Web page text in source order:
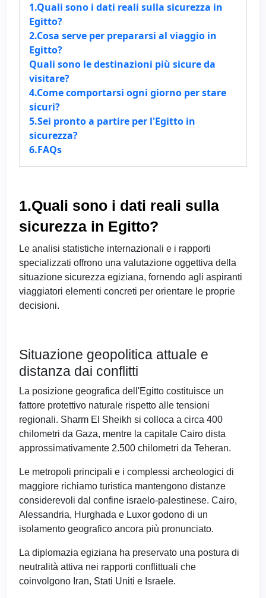
1.Quali sono i dati reali sulla sicurezza in
Egitto?
2.Cosa serve per prepararsi al viaggio in
Egitto?
Quali sono le destinazioni più sicure da
visitare?
4.Come comportarsi ogni giorno per stare
sicuri?
5.Sei pronto a partire per l'Egitto in
sicurezza?
6.FAQs
1.Quali sono i dati reali sulla
sicurezza in Egitto?
Le analisi statistiche internazionali e i rapporti
specializzati offrono una valutazione oggettiva della
situazione sicurezza egiziana, fornendo agli aspiranti
viaggiatori elementi concreti per orientare le proprie
decisioni.
Situazione geopolitica attuale e
distanza dai conflitti
La posizione geografica dell'Egitto costituisce un
fattore protettivo naturale rispetto alle tensioni
regionali. Sharm El Sheikh si colloca a circa 400
chilometri da Gaza, mentre la capitale Cairo dista
approssimativamente 2.500 chilometri da Teheran.
Le metropoli principali e i complessi archeologici di
maggiore richiamo turistica mantengono distanze
considerevoli dal confine israelo-palestinese. Cairo,
Alessandria, Hurghada e Luxor godono di un
isolamento geografico ancora più pronunciato.
La diplomazia egiziana ha preservato una postura di
neutralità attiva nei rapporti conflittuali che
coinvolgono Iran, Stati Uniti e Israele.